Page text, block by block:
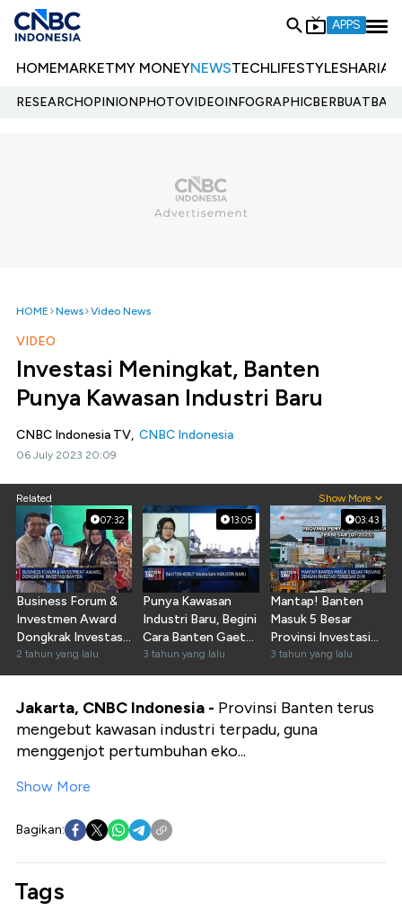
APPS
HOMEMARKETMY MONEYNEWSTECHLIFESTYLESHARIA
RESEARCHOPINIONPHOTOVIDEOINFOGRAPHIC
HOME News Video News
VIDEO
Investasi Meningkat, Banten
Punya Kawasan Industri Baru
CNBC Indonesia TV, CNBC Indonesia
06 July 2023 20:09
Related Show More
07:32
Business Forum &
Investmen Award
Dongkrak Investasi
Banten
2 tahun yang lalu
13:05
Punya Kawasan
Industri Baru, Begini
Cara Banten Gaet
Investor
3 tahun yang lalu
03:43
Mantap! Banten
Masuk 5 Besar
Provinsi Investasi
Tertinggi
3 tahun yang lalu
Jakarta, CNBC Indonesia - Provinsi Banten terus
mengebut kawasan industri terpadu, guna
menggenjot pertumbuhan eko...
Show More
Bagikan:
Tags